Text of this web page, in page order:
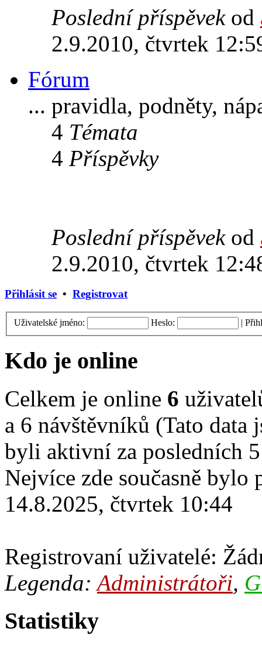
Poslední příspěvekod
2.9.2010, čtvrtek
Fórum
... pravidla, podněty,
4 Témata
4 Příspěvky
Poslední příspěvekod
2.9.2010, čtvrtek
Přihlásit se • Registrovat
Uživatelské jméno: Heslo: |
Kdo je online
Celkem je online 6
a 6 návštěvníků (Tato data
byli aktivní za posledních
Nejvíce zde současně
14.8.2025, čtvrtek 10:44
Registrovaní uživatelé:
Legenda:Administrátoři,
Statistiky